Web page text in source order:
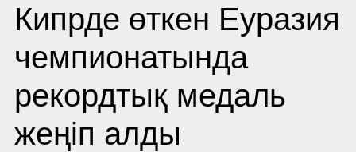
Кипрде өткен Еуразия
чемпионатында
рекордтық медаль
жеңіп алды